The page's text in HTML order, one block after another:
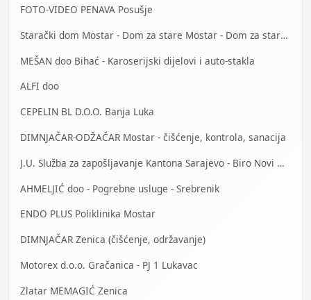
FOTO-VIDEO PENAVA Posušje
Starački dom Mostar - Dom za stare Mostar - Dom za stara lica Mostar
MEŠAN doo Bihać - Karoserijski dijelovi i auto-stakla
ALFI doo
CEPELIN BL D.O.O. Banja Luka
DIMNJAČAR-ODŽAČAR Mostar - čišćenje, kontrola, sanacija
J.U. Služba za zapošljavanje Kantona Sarajevo - Biro Novi Grad
AHMELJIĆ doo - Pogrebne usluge - Srebrenik
ENDO PLUS Poliklinika Mostar
DIMNJAČAR Zenica (čišćenje, održavanje)
Motorex d.o.o. Gračanica - PJ 1 Lukavac
Zlatar MEMAGIĆ Zenica